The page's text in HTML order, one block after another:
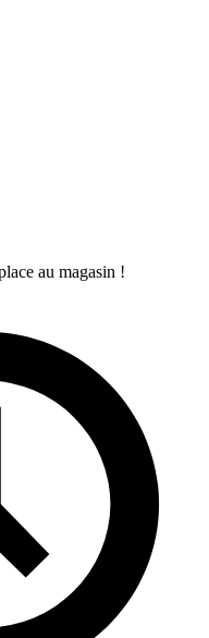
au magasin !